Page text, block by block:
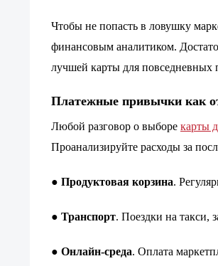
Чтобы не попасть в ловушку
финансовым аналитиком.
лучшей карты для повседневных
Платежные привычки как
Любой разговор о выборе карты
Проанализируйте расходы за
● Продуктовая корзина.
● Транспорт. Поездки на такси,
● Онлайн-среда. Оплата